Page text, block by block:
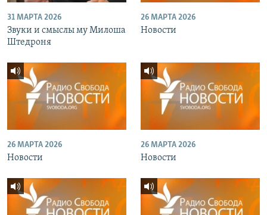
31 МАРТА 2026
Звуки и смыслы му Милоша
Штедроня
26 МАРТА 2026
Новости
26 МАРТА 2026
Новости
26 МАРТА 2026
Новости